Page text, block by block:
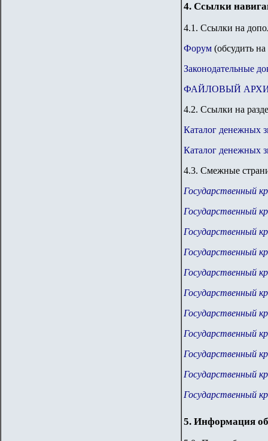
4. Ссылки
4.1. Ссылки на
Форум (обсудить
Законодательные
ФАЙЛОВЫЙ
4.2. Ссылки на
Каталог денежных
Каталог денежных
4.3. Смежные
Государственный
Государственный
Государственный
Государственный
Государственный
Государственный
Государственный
Государственный
Государственный
Государственный
Государственный
5. Информация